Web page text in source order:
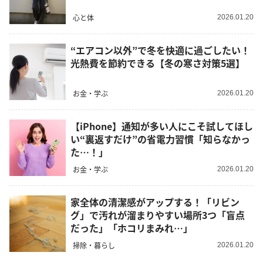
心と体 2026.01.20
“エアコン以外”で冬を快適に過ごしたい！
光熱費を節約できる【冬の寒さ対策5選】
お金・学ぶ 2026.01.20
【iPhone】通知が多い人にこそ試してほし
い“裏返すだけ”の省電力習慣「知らなかっ
た…！」
お金・学ぶ 2026.01.20
家全体の清潔感がアップする！「リビン
グ」で汚れが溜まりやすい場所3つ「盲点
だった」「ホコリまみれ…」
掃除・暮らし 2026.01.20